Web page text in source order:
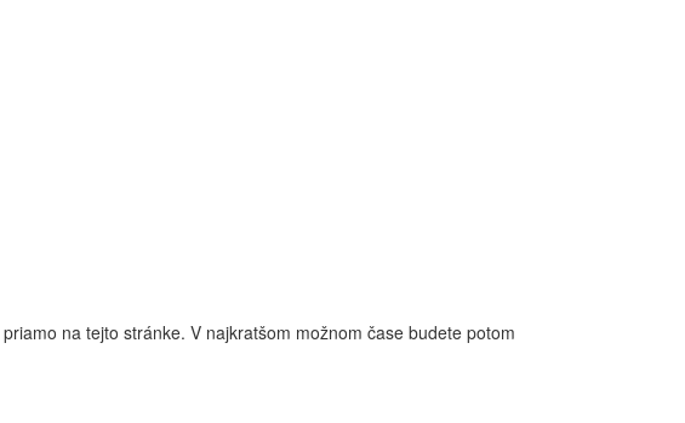
priamo na tejto stránke. V najkratšom možnom čase budete potom